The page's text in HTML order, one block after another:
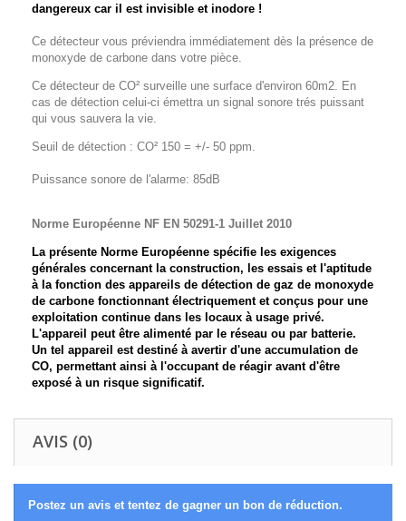
dangereux car il est invisible et inodore !
Ce détecteur vous préviendra immédiatement dès la présence de
monoxyde de carbone dans votre pièce.
Ce détecteur de CO² surveille une surface d'environ 60m2. En
cas de détection celui-ci émettra un signal sonore trés puissant
qui vous sauvera la vie.
Seuil de détection : CO² 150 = +/- 50 ppm.
Puissance sonore de l'alarme: 85dB
Norme Européenne NF EN 50291-1 Juillet 2010
La présente Norme Européenne spécifie les exigences
générales concernant la construction, les essais et l'aptitude
à la fonction des appareils de détection de gaz de monoxyde
de carbone fonctionnant électriquement et conçus pour une
exploitation continue dans les locaux à usage privé.
L'appareil peut être alimenté par le réseau ou par batterie.
Un tel appareil est destiné à avertir d'une accumulation de
CO, permettant ainsi à l'occupant de réagir avant d'être
exposé à un risque significatif.
AVIS (0)
Postez un avis et tentez de gagner un bon de réduction.